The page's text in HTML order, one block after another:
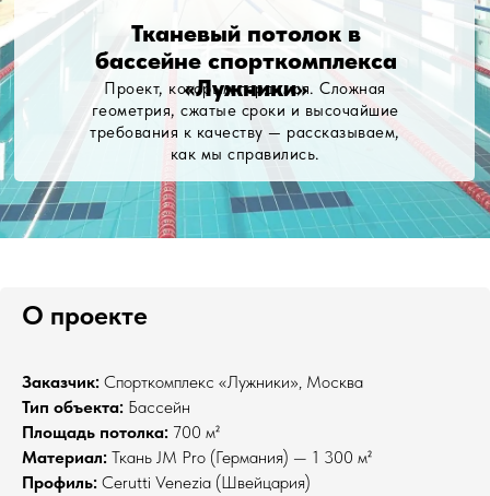
Тканевый потолок в
бассейне спорткомплекса
«Лужники»
Проект, которым гордимся. Сложная
геометрия, сжатые сроки и высочайшие
требования к качеству — рассказываем,
как мы справились.
О проекте
Заказчик: Спорткомплекс «Лужники», Москва
Тип объекта: Бассейн
Площадь потолка: 700 м²
Материал: Ткань JM Pro (Германия) — 1 300 м²
Профиль: Cerutti Venezia (Швейцария)